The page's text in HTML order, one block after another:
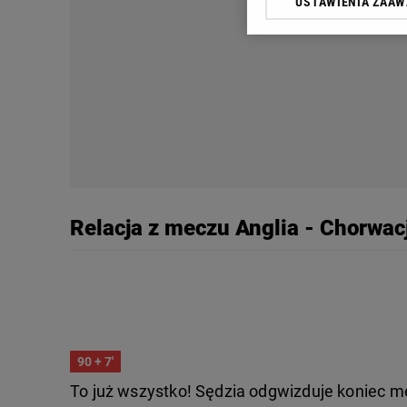
Relacja z meczu Anglia -
90+ 7'
To już wszystko! Sędzia odgwizduje koniec
Klikając „Akceptuję”